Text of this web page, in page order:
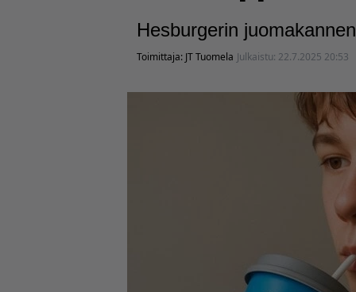
Hesburgerin
Toimittaja: JT Tuomela Julkaistu: 22.7.2025 20:53